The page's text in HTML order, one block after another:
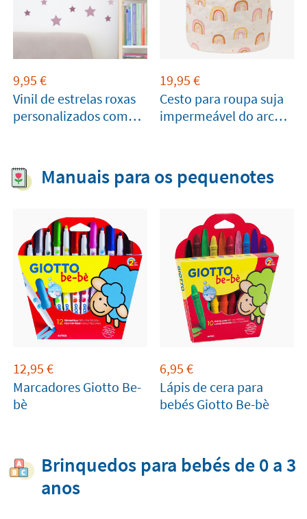
9,95 €
Vinil de estrelas roxas
personalizados com
19,95 €
Cesto para roupa suja
impermeável do arco-
Manuais para os pequenotes
12,95 €
Marcadores Giotto Be-
bè
6,95 €
Lápis de cera para
bebés Giotto Be-bè
Brinquedos para bebés de 0 a 3
anos